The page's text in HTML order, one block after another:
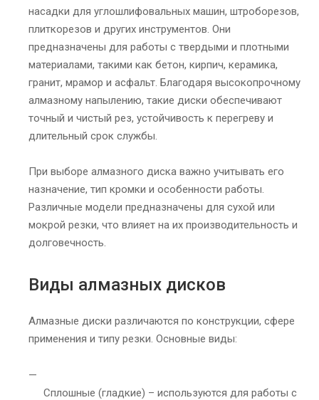
насадки для углошлифовальных машин, штроборезов,
плиткорезов и других инструментов. Они
предназначены для работы с твердыми и плотными
материалами, такими как бетон, кирпич, керамика,
гранит, мрамор и асфальт. Благодаря высокопрочному
алмазному напылению, такие диски обеспечивают
точный и чистый рез, устойчивость к перегреву и
длительный срок службы.
При выборе алмазного диска важно учитывать его
назначение, тип кромки и особенности работы.
Различные модели предназначены для сухой или
мокрой резки, что влияет на их производительность и
долговечность.
Виды алмазных дисков
Алмазные диски различаются по конструкции, сфере
применения и типу резки. Основные виды:
Сплошные (гладкие) – используются для работы с